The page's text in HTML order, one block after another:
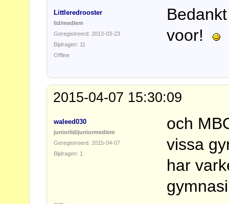
Littleredrooster
lid/medlem
Geregistreerd: 2013-03-23
Bijdragen: 11
voor!
Offline
2015-04-07 15:30:09
waleed030
juniorlid/juniormedlem
Geregistreerd: 2015-04-07
Bijdragen: 1
och
vissa
har